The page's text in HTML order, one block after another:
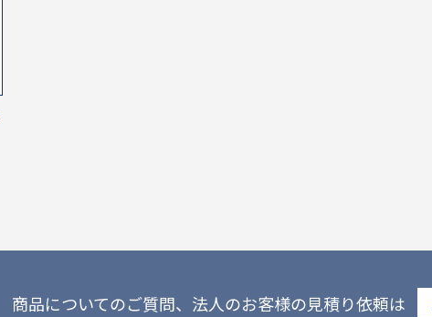
商品についてのご質問、法人のお客様の見積り依頼は